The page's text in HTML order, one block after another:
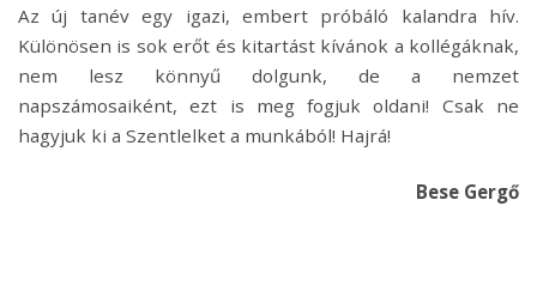
Az új tanév egy igazi, embert próbáló kalandra hív.
Különösen is sok erőt és kitartást kívánok a kollégáknak,
nem lesz könnyű dolgunk, de a nemzet
napszámosaiként, ezt is meg fogjuk oldani! Csak ne
hagyjuk ki a Szentlelket a munkából! Hajrá!
Bese Gergő